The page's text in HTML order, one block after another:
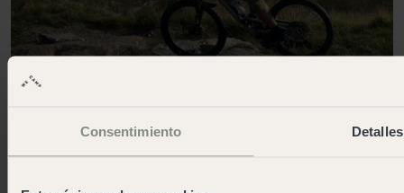
Consentimiento Detalles